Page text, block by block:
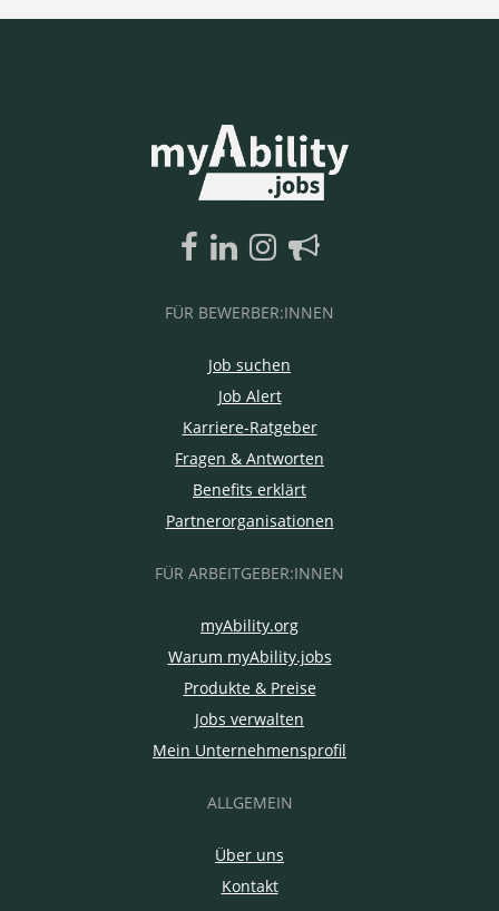
FÜR BEWERBER:INNEN
Job suchen
Job Alert
Karriere-Ratgeber
Fragen & Antworten
Benefits erklärt
Partnerorganisationen
FÜR ARBEITGEBER:INNEN
myAbility.org
Warum myAbility.jobs
Produkte & Preise
Jobs verwalten
Mein Unternehmensprofil
ALLGEMEIN
Über uns
Kontakt